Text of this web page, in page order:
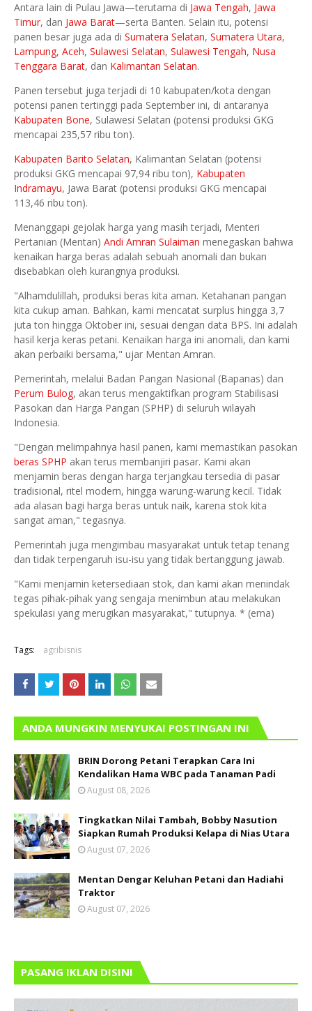
Antara lain di Pulau Jawa—terutama di Jawa Tengah, Jawa
Timur, dan Jawa Barat—serta Banten. Selain itu, potensi
panen besar juga ada di Sumatera Selatan, Sumatera Utara,
Lampung, Aceh, Sulawesi Selatan, Sulawesi Tengah, Nusa
Tenggara Barat, dan Kalimantan Selatan.
Panen tersebut juga terjadi di 10 kabupaten/kota dengan
potensi panen tertinggi pada September ini, di antaranya
Kabupaten Bone, Sulawesi Selatan (potensi produksi GKG
mencapai 235,57 ribu ton).
Kabupaten Barito Selatan, Kalimantan Selatan (potensi
produksi GKG mencapai 97,94 ribu ton), Kabupaten
Indramayu, Jawa Barat (potensi produksi GKG mencapai
113,46 ribu ton).
Menanggapi gejolak harga yang masih terjadi, Menteri
Pertanian (Mentan) Andi Amran Sulaiman menegaskan bahwa
kenaikan harga beras adalah sebuah anomali dan bukan
disebabkan oleh kurangnya produksi.
"Alhamdulillah, produksi beras kita aman. Ketahanan pangan
kita cukup aman. Bahkan, kami mencatat surplus hingga 3,7
juta ton hingga Oktober ini, sesuai dengan data BPS. Ini adalah
hasil kerja keras petani. Kenaikan harga ini anomali, dan kami
akan perbaiki bersama," ujar Mentan Amran.
Pemerintah, melalui Badan Pangan Nasional (Bapanas) dan
Perum Bulog, akan terus mengaktifkan program Stabilisasi
Pasokan dan Harga Pangan (SPHP) di seluruh wilayah
Indonesia.
"Dengan melimpahnya hasil panen, kami memastikan pasokan
beras SPHP akan terus membanjiri pasar. Kami akan
menjamin beras dengan harga terjangkau tersedia di pasar
tradisional, ritel modern, hingga warung-warung kecil. Tidak
ada alasan bagi harga beras untuk naik, karena stok kita
sangat aman," tegasnya.
Pemerintah juga mengimbau masyarakat untuk tetap tenang
dan tidak terpengaruh isu-isu yang tidak bertanggung jawab.
"Kami menjamin ketersediaan stok, dan kami akan menindak
tegas pihak-pihak yang sengaja menimbun atau melakukan
spekulasi yang merugikan masyarakat," tutupnya. * (erna)
Tags: agribisnis
ANDA MUNGKIN MENYUKAI POSTINGAN INI
BRIN Dorong Petani Terapkan Cara Ini
Kendalikan Hama WBC pada Tanaman Padi
August 08, 2026
Tingkatkan Nilai Tambah, Bobby Nasution
Siapkan Rumah Produksi Kelapa di Nias Utara
August 07, 2026
Mentan Dengar Keluhan Petani dan Hadiahi
Traktor
August 07, 2026
PASANG IKLAN DISINI